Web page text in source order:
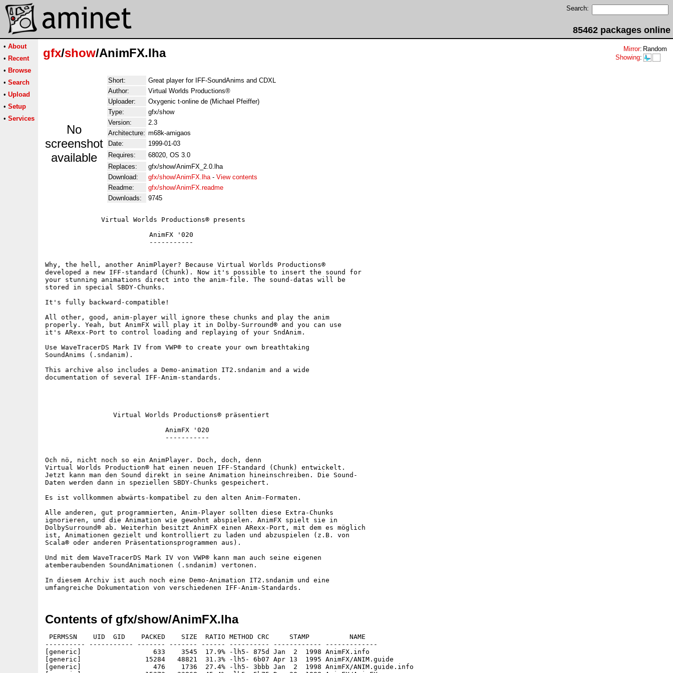
Search:
85462 packages online
• About
• Recent
• Browse
• Search
• Upload
• Setup
• Services
gfx/show/AnimFX.lha Mirror: Random
Showing:
No
screenshot
available
Short:
Great player for IFF-SoundAnims and CDXL
Author:
Virtual Worlds Productions®
Uploader:
Oxygenic t-online de (Michael Pfeiffer)
Type:
gfx/show
Version:
2.3
Architecture: m68k-amigaos
Date:
1999-01-03
Requires:
68020, OS 3.0
Replaces:
gfx/show/AnimFX_2.0.lha
Download:
gfx/show/AnimFX.lha- View contents
Readme:
gfx/show/AnimFX.readme
Downloads:
9745
              Virtual Worlds Productions® presents
                          AnimFX '020
                          -----------
Why, the hell, another AnimPlayer? Because Virtual Worlds Productions®
developed a new IFF-standard (Chunk). Now it's possible to insert the sound for
your stunning animations direct into the anim-file. The sound-datas will be
stored in special SBDY-Chunks.
It's fully backward-compatible!
All other, good, anim-player will ignore these chunks and play the anim
properly. Yeah, but AnimFX will play it in Dolby-Surround® and you can use
it's ARexx-Port to control loading and replaying of your SndAnim.
Use WaveTracerDS Mark IV from VWP® to create your own breathtaking
SoundAnims (.sndanim).
This archive also includes a Demo-animation IT2.sndanim and a wide
documentation of several IFF-Anim-standards.
                 Virtual Worlds Productions® präsentiert
                              AnimFX '020
                              -----------
Och nö, nicht noch so ein AnimPlayer. Doch, doch, denn
Virtual Worlds Production® hat einen neuen IFF-Standard (Chunk) entwickelt.
Jetzt kann man den Sound direkt in seine Animation hineinschreiben. Die Sound-
Daten werden dann in speziellen SBDY-Chunks gespeichert.
Es ist vollkommen abwärts-kompatibel zu den alten Anim-Formaten.
Alle anderen, gut programmierten, Anim-Player sollten diese Extra-Chunks
ignorieren, und die Animation wie gewohnt abspielen. AnimFX spielt sie in
DolbySurround® ab. Weiterhin besitzt AnimFX einen ARexx-Port, mit dem es möglich
ist, Animationen gezielt und kontrolliert zu laden und abzuspielen (z.B. von
Scala® oder anderen Präsentationsprogrammen aus).
Und mit dem WaveTracerDS Mark IV von VWP® kann man auch seine eigenen
atemberaubenden SoundAnimationen (.sndanim) vertonen.
In diesem Archiv ist auch noch eine Demo-Animation IT2.sndanim und eine
Contents of gfx/show/AnimFX.lha
PERMSSN    UID  GID    PACKED    SIZE  RATIO METHOD CRC     STAMP          NAME
---------- ----------- ------- ------- ------ ---------- ------------ -------------
[generic]                  633    3545  17.9% -lh5- 875d Jan  2  1998 AnimFX.info
[generic]                15284   48821  31.3% -lh5- 6b07 Apr 13  1995 AnimFX/ANIM.guide
[generic]                  476    1736  27.4% -lh5- 3bbb Jan  2  1998 AnimFX/ANIM.guide.info